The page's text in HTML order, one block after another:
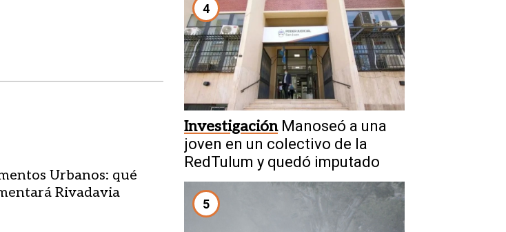
Urbanos: qué
Rivadavia
4
Investigación Manoseó a una
joven en un colectivo de la
RedTulum y quedó imputado
5